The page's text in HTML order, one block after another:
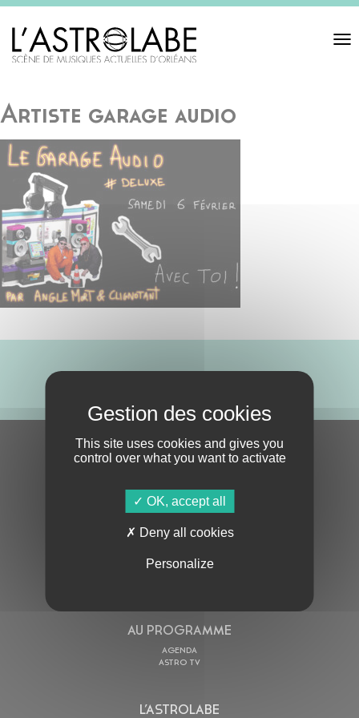
Toggle
Artiste garage audio
S'ABONNER À LA NEWSLETTER
AU PROGRAMME
AGENDA
ASTRO TV
L’ASTROLABE
This site uses cookies and gives you
control over what you want to activate
OK, accept all
Deny all cookies
Personalize